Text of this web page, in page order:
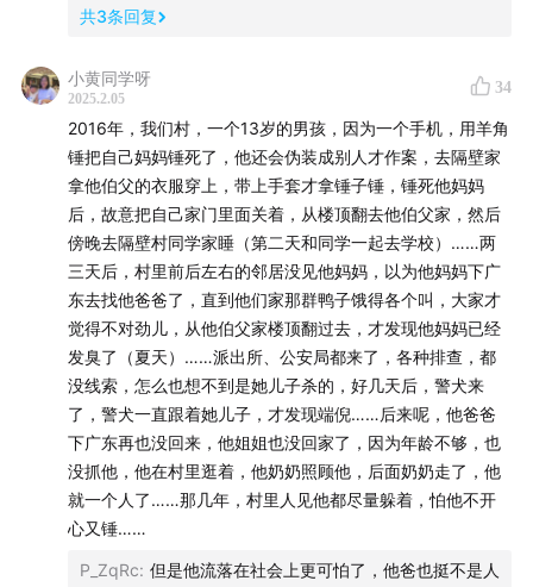
已经“上岸”的爆破手现状
12:51 从小偷小摸变成当街砍人
刑警被爆破手围攻如何自救？
搞钱新套路：先抢再骗
少儿不宜的视频证据
他从警察局讹走3万块
全城爆破手的幕后大哥
最穷的爆破手
共3条回复
小黄同学呀
2025.2.05
34
2016年，我们村，一个13岁的男孩，因为一个手机，用羊角
锤把自己妈妈锤死了，他还会伪装成别人才作案，去隔壁家
拿他伯父的衣服穿上，带上手套才拿锤子锤，锤死他妈妈
后，故意把自己家门里面关着，从楼顶翻去他伯父家，然后
傍晚去隔壁村同学家睡（第二天和同学一起去学校）……两
三天后，村里前后左右的邻居没见他妈妈，以为他妈妈下广
东去找他爸爸了，直到他们家那群鸭子饿得各个叫，大家才
觉得不对劲儿，从他伯父家楼顶翻过去，才发现他妈妈已经
发臭了（夏天）……派出所、公安局都来了，各种排查，都
没线索，怎么也想不到是她儿子杀的，好几天后，警犬来
了，警犬一直跟着她儿子，才发现端倪……后来呢，他爸爸
下广东再也没回来，他姐姐也没回家了，因为年龄不够，也
没抓他，他在村里逛着，他奶奶照顾他，后面奶奶走了，他
就一个人了……那几年，村里人见他都尽量躲着，怕他不开
心又锤……
P_ZqRc: 但是他流落在社会上更可怕了，他爸也挺不是人